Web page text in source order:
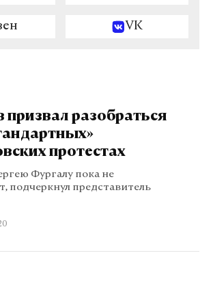
VK
призвал разобраться
протестах
Фургалу пока не
подчеркнул представитель